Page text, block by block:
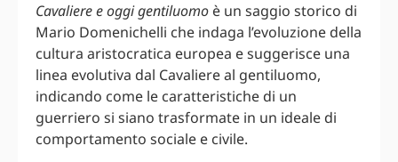
Cavaliere e oggi gentiluomo è un saggio storico di
Mario Domenichelli che indaga l’evoluzione della
cultura aristocratica europea e suggerisce una
linea evolutiva dal Cavaliere al gentiluomo,
indicando come le caratteristiche di un
guerriero si siano trasformate in un ideale di
comportamento sociale e civile.